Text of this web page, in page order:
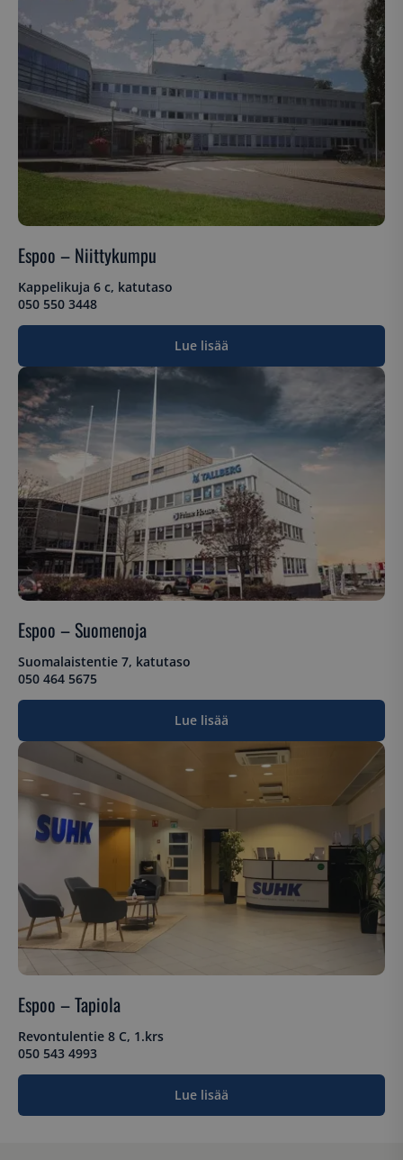
Espoo – Niittykumpu
Kappelikuja 6 c, katutaso
050 550 3448
Lue lisää
Espoo – Suomenoja
Suomalaistentie 7, katutaso
050 464 5675
Lue lisää
Espoo – Tapiola
Revontulentie 8 C, 1.krs
050 543 4993
Lue lisää